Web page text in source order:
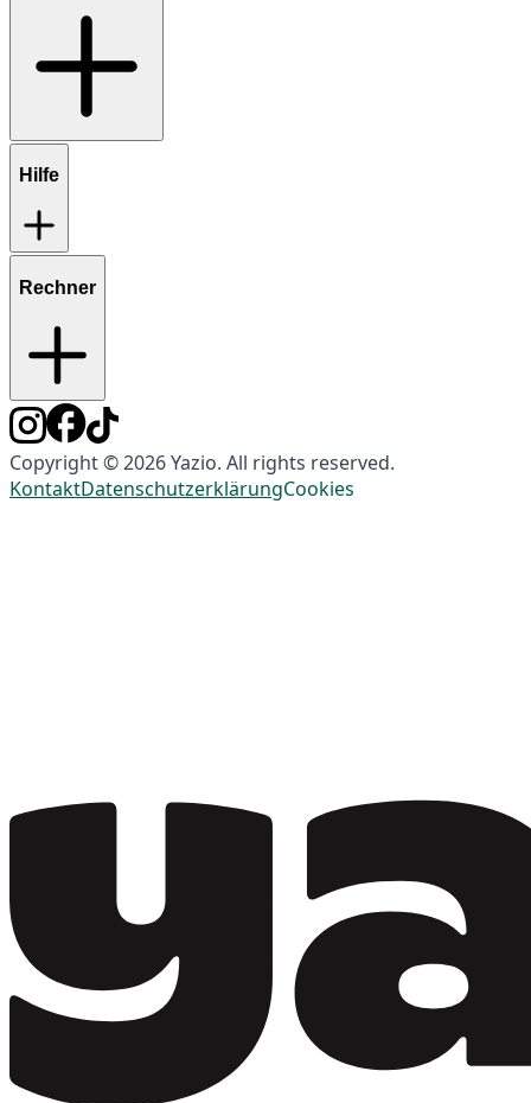
Hilfe
Rechner
Copyright © 2026 Yazio. All rights reserved.
KontaktDatenschutzerklärungCookies